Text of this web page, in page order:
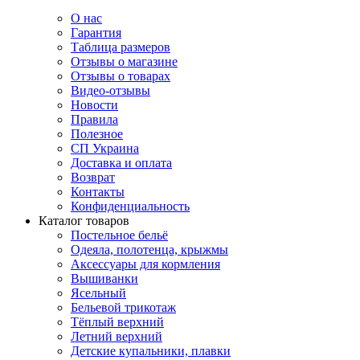
О нас
Гарантия
Таблица размеров
Отзывы о магазине
Отзывы о товарах
Видео-отзывы
Новости
Правила
Полезное
СП Украина
Доставка и оплата
Возврат
Контакты
Конфиденциальность
Каталог товаров
Постельное бельё
Одеяла, полотенца, крыжмы
Аксессуары для кормления
Вышиванки
Ясельный
Бельевой трикотаж
Тёплый верхний
Летний верхний
Детские купальники, плавки